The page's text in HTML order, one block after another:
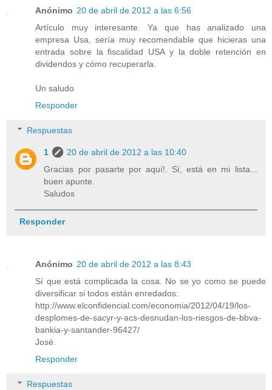
Anónimo 20 de abril de 2012 a las 6:56
Artículo muy interesante. Ya que has analizado una
empresa Usa, sería muy recomendable que hicieras una
entrada sobre la fiscalidad USA y la doble retención en
dividendos y cómo recuperarla.
Un saludo
Responder
Respuestas
1
20 de abril de 2012 a las 10:40
Gracias por pasarte por aquí!. Sí, está en mi lista...
buen apunte.
Saludos
Responder
Anónimo 20 de abril de 2012 a las 8:43
Sí que está complicada la cosa. No se yo como se puede
diversificar si todos están enredados:
http://www.elconfidencial.com/economia/2012/04/19/los-
desplomes-de-sacyr-y-acs-desnudan-los-riesgos-de-bbva-
bankia-y-santander-96427/
José.
Responder
Respuestas